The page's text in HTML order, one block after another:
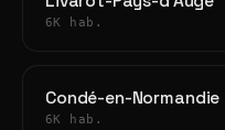
6K hab.
Condé-en-Normandie
6K hab.